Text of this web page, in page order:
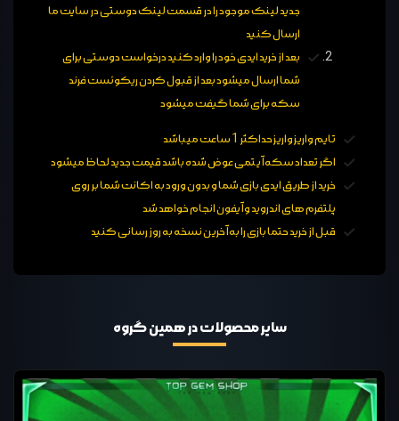
جدید لینک موجود را در قسمت لینک دوستی در سایت ما
ارسال کنید
بعد از خرید ایدی خود را وارد کنید درخواست دوستی برای
شما ارسال میشود بعد از قبول کردن ریکوئست فرند
سکه برای شما گیفت میشود
تایم واریز واریز حداکثر 1 ساعت میباشد
اگر تعداد سکه آیتمی عوض شده باشد قیمت جدید لحاظ میشود
خرید از طریق ایدی بازی شما و بدون ورود به اکانت شما بر روی
پلتفرم های اندروید و آیفون انجام خواهد شد
قبل از خرید حتما بازی را به آخرین نسخه به روز رسانی کنید
سایر محصولات در همین گروه